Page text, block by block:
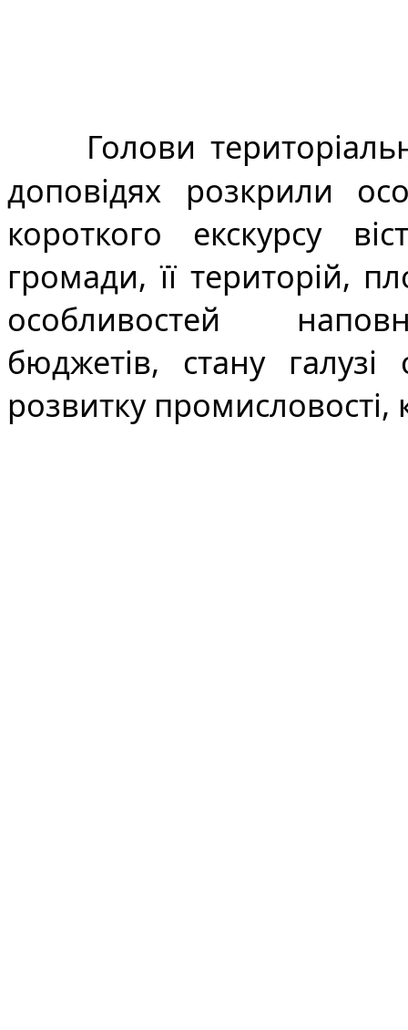
Голови
доповідях розкрили
короткого екскурсу
громади, її територій,
особливостей
бюджетів, стану
розвитку промисловості,